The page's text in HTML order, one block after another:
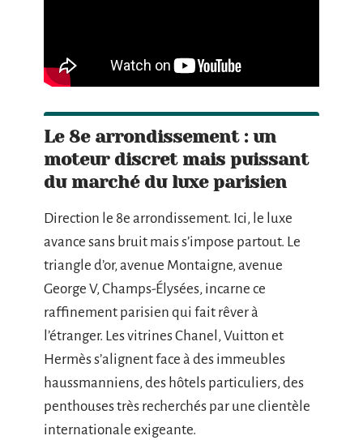
Le 8e arrondissement : un
moteur discret mais puissant
du marché du luxe parisien
Direction le 8e arrondissement. Ici, le luxe
avance sans bruit mais s’impose partout. Le
triangle d’or, avenue Montaigne, avenue
George V, Champs-Élysées, incarne ce
raffinement parisien qui fait rêver à
l’étranger. Les vitrines Chanel, Vuitton et
Hermès s’alignent face à des immeubles
haussmanniens, des hôtels particuliers, des
penthouses très recherchés par une clientèle
internationale exigeante.